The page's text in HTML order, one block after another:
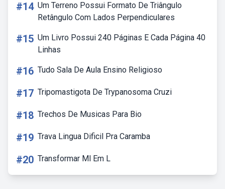
#14 Um Terreno Possui Formato De Triângulo
Retângulo Com Lados Perpendiculares
#15 Um Livro Possui 240 Páginas E Cada Página 40
Linhas
#16 Tudo Sala De Aula Ensino Religioso
#17 Tripomastigota De Trypanosoma Cruzi
#18 Trechos De Musicas Para Bio
#19 Trava Lingua Dificil Pra Caramba
#20 Transformar Ml Em L